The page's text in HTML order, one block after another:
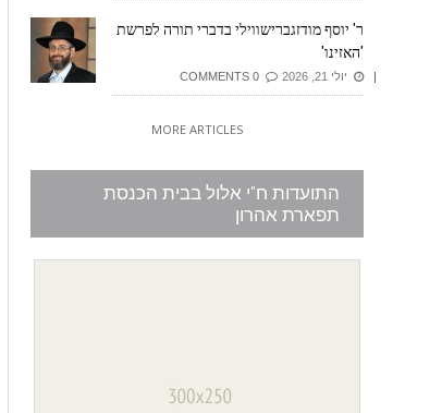
ר' יוסף מודזגברישווילי בדברי תורה לפרשת
'האזינו'
יולי 21, 2026
MORE ARTICLES
התועדות ח"י אלול בבית הכנסת
תפארת אהרון